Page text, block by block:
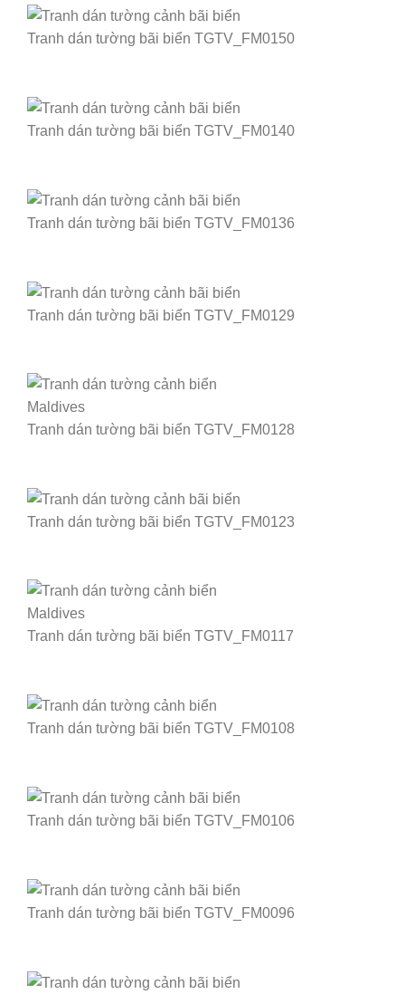
Tranh dán tường bãi biển TGTV_FM0150
Tranh dán tường bãi biển TGTV_FM0140
Tranh dán tường bãi biển TGTV_FM0136
Tranh dán tường bãi biển TGTV_FM0129
Tranh dán tường bãi biển TGTV_FM0128
Tranh dán tường bãi biển TGTV_FM0123
Tranh dán tường bãi biển TGTV_FM0117
Tranh dán tường bãi biển TGTV_FM0108
Tranh dán tường bãi biển TGTV_FM0106
Tranh dán tường bãi biển TGTV_FM0096